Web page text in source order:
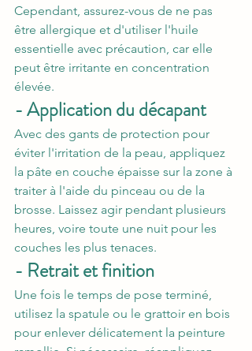
Cependant, assurez-vous de ne pas
être allergique et d'utiliser l'huile
essentielle avec précaution, car elle
peut être irritante en concentration
élevée.
- Application du décapant
Avec des gants de protection pour
éviter l'irritation de la peau, appliquez
la pâte en couche épaisse sur la zone à
traiter à l'aide du pinceau ou de la
brosse. Laissez agir pendant plusieurs
heures, voire toute une nuit pour les
couches les plus tenaces.
- Retrait et finition
Une fois le temps de pose terminé,
utilisez la spatule ou le grattoir en bois
pour enlever délicatement la peinture